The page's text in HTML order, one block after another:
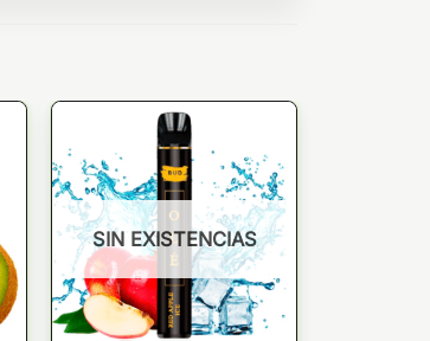
SIN EXISTENCIAS